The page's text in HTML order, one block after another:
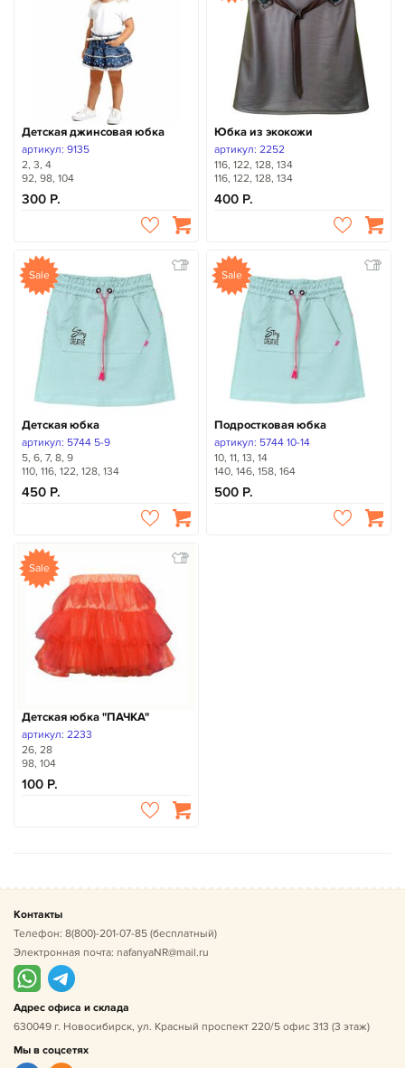
Детская джинсовая юбка
артикул: 9135
2, 3, 4
92, 98, 104
300
Юбка из экокожи
артикул: 2252
116, 122, 128, 134
116, 122, 128, 134
400
Sale
Детская юбка
артикул: 5744 5-9
5, 6, 7, 8, 9
110, 116, 122, 128, 134
450
Sale
Подростковая юбка
артикул: 5744 10-14
10, 11, 13, 14
140, 146, 158, 164
500
Sale
Детская юбка "ПАЧКА"
артикул: 2233
26, 28
98, 104
100
Контакты
Телефон: 8(800)-201-07-85 (бесплатный)
Электронная почта: nafanyaNR@mail.ru
Адрес офиса и склада
630049 г. Новосибирск, ул. Красный проспект 220/5 офис 313 (3 этаж)
Мы в соцсетях